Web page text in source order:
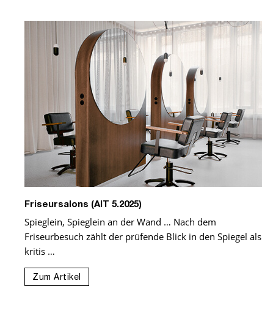
Friseursalons (AIT 5.2025)
Spieglein, Spieglein an der Wand … Nach dem
Friseurbesuch zählt der prüfende Blick in den Spiegel als
kritis …
Zum Artikel